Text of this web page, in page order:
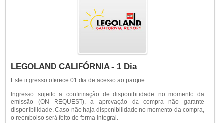
LEGOLAND CALIFÓRNIA - 1 Dia
Este ingresso oferece 01 dia de acesso ao parque.
Ingresso sujeito a confirmação de disponibilidade no momento da
emissão (ON REQUEST), a aprovação da compra não garante
disponibilidade. Caso não haja disponibilidade no momento da compra,
o reembolso será feito de forma integral.